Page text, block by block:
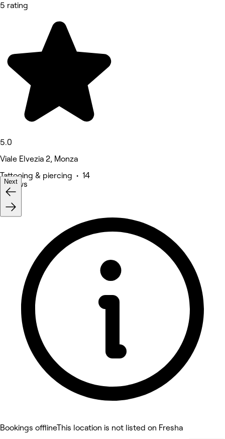
5 rating
5.0
Viale Elvezia 2, Monza
Tattooing & piercing • 14
reviews
Next
Bookings offlineThis location is not listed on Fresha